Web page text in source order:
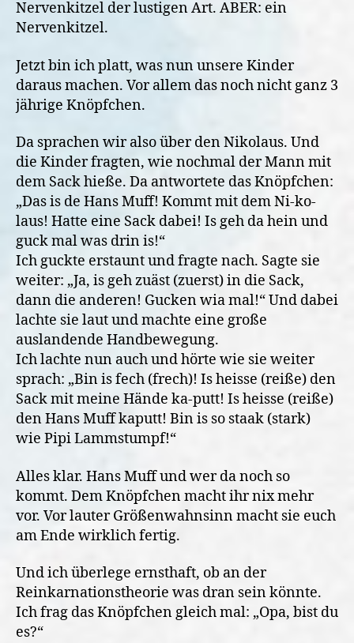
Nervenkitzel der lustigen Art. ABER: ein
Nervenkitzel.
Jetzt bin ich platt, was nun unsere Kinder
daraus machen. Vor allem das noch nicht ganz 3
jährige Knöpfchen.
Da sprachen wir also über den Nikolaus. Und
die Kinder fragten, wie nochmal der Mann mit
dem Sack hieße. Da antwortete das Knöpfchen:
„Das is de Hans Muff! Kommt mit dem Ni-ko-
laus! Hatte eine Sack dabei! Is geh da hein und
guck mal was drin is!“
Ich guckte erstaunt und fragte nach. Sagte sie
weiter: „Ja, is geh zuäst (zuerst) in die Sack,
dann die anderen! Gucken wia mal!“ Und dabei
lachte sie laut und machte eine große
auslandende Handbewegung.
Ich lachte nun auch und hörte wie sie weiter
sprach: „Bin is fech (frech)! Is heisse (reiße) den
Sack mit meine Hände ka-putt! Is heisse (reiße)
den Hans Muff kaputt! Bin is so staak (stark)
wie Pipi Lammstumpf!“
Alles klar. Hans Muff und wer da noch so
kommt. Dem Knöpfchen macht ihr nix mehr
vor. Vor lauter Größenwahnsinn macht sie euch
am Ende wirklich fertig.
Und ich überlege ernsthaft, ob an der
Reinkarnationstheorie was dran sein könnte.
Ich frag das Knöpfchen gleich mal: „Opa, bist du
es?“